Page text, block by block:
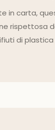
in carta,
rispettosa
di